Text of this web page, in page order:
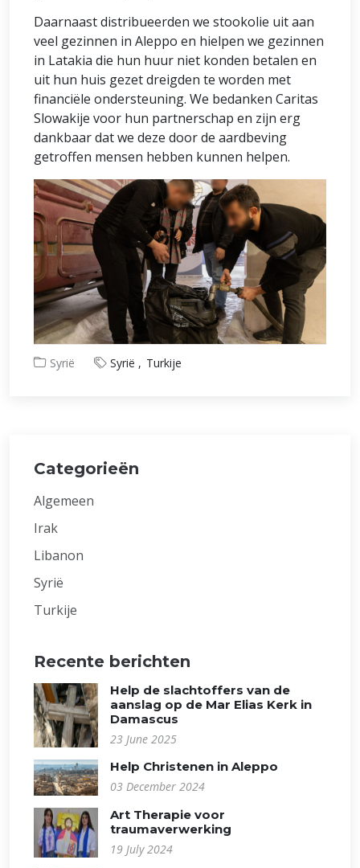
Daarnaast distribueerden we stookolie uit aan
veel gezinnen in Aleppo en hielpen we gezinnen
in Latakia die hun huur niet konden betalen en
uit hun huis gezet dreigden te worden met
financiële ondersteuning. We bedanken Caritas
Slowakije voor hun partnerschap en zijn erg
dankbaar dat we deze door de aardbeving
getroffen mensen hebben kunnen helpen.
Syrië Syrië Turkije
Categorieën
Algemeen
Irak
Libanon
Syrië
Turkije
Recente berichten
Help de slachtoffers van de
aanslag op de Mar Elias Kerk in
Damascus
23 June 2025
Help Christenen in Aleppo
03 December 2024
Art Therapie voor
traumaverwerking
19 July 2024